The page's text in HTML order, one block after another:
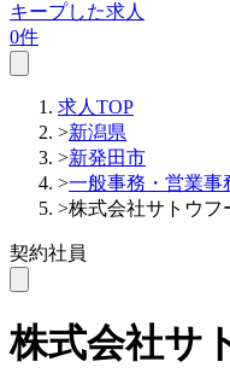
キープした求人
0件
求人TOP
>新潟県
>新発田市
>一般事務・営業事
>株式会社サトウフ
契約社員
株式会社サ